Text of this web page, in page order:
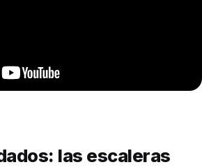
las escaleras